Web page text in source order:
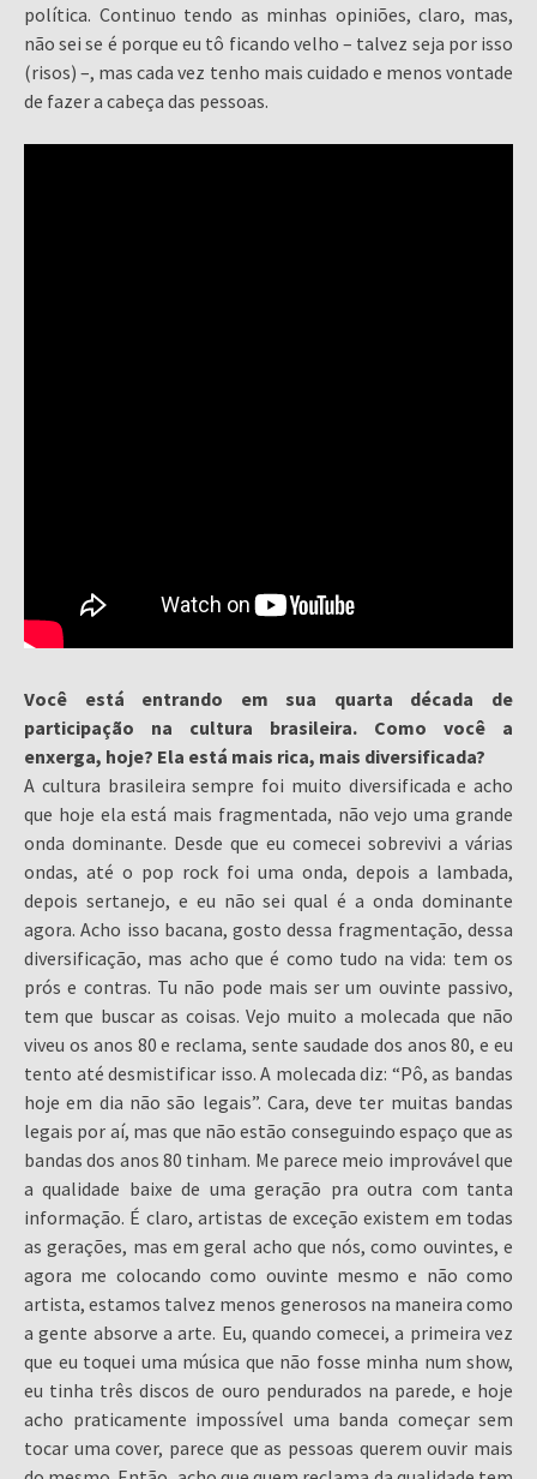
política. Continuo tendo as minhas opiniões, claro, mas,
não sei se é porque eu tô ficando velho – talvez seja por isso
(risos) –, mas cada vez tenho mais cuidado e menos vontade
de fazer a cabeça das pessoas.
Você está entrando em sua quarta década de
participação na cultura brasileira. Como você a
enxerga, hoje? Ela está mais rica, mais diversificada?
A cultura brasileira sempre foi muito diversificada e acho
que hoje ela está mais fragmentada, não vejo uma grande
onda dominante. Desde que eu comecei sobrevivi a várias
ondas, até o pop rock foi uma onda, depois a lambada,
depois sertanejo, e eu não sei qual é a onda dominante
agora. Acho isso bacana, gosto dessa fragmentação, dessa
diversificação, mas acho que é como tudo na vida: tem os
prós e contras. Tu não pode mais ser um ouvinte passivo,
tem que buscar as coisas. Vejo muito a molecada que não
viveu os anos 80 e reclama, sente saudade dos anos 80, e eu
tento até desmistificar isso. A molecada diz: “Pô, as bandas
hoje em dia não são legais”. Cara, deve ter muitas bandas
legais por aí, mas que não estão conseguindo espaço que as
bandas dos anos 80 tinham. Me parece meio improvável que
a qualidade baixe de uma geração pra outra com tanta
informação. É claro, artistas de exceção existem em todas
as gerações, mas em geral acho que nós, como ouvintes, e
agora me colocando como ouvinte mesmo e não como
artista, estamos talvez menos generosos na maneira como
a gente absorve a arte. Eu, quando comecei, a primeira vez
que eu toquei uma música que não fosse minha num show,
eu tinha três discos de ouro pendurados na parede, e hoje
acho praticamente impossível uma banda começar sem
tocar uma cover, parece que as pessoas querem ouvir mais